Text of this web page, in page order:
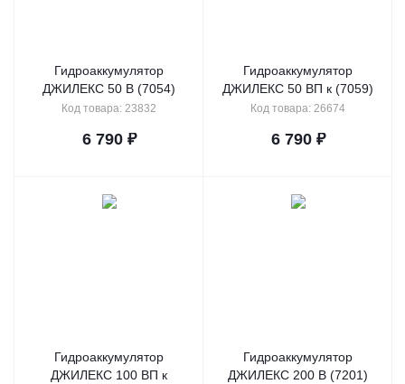
Гидроаккумулятор
ДЖИЛЕКС 50 В (7054)
Код товара: 23832
6 790₽
Гидроаккумулятор
ДЖИЛЕКС 50 ВП к (7059)
Код товара: 26674
6 790₽
Гидроаккумулятор
ДЖИЛЕКС 100 ВП к
Гидроаккумулятор
ДЖИЛЕКС 200 В (7201)